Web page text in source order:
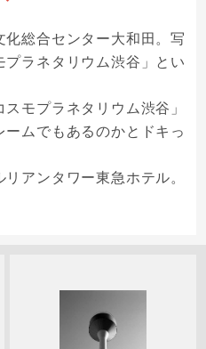
総合センター大和田。写
ラネタリウム渋谷」とい
モプラネタリウム渋谷」
ムでもあるのかとドキっ
アンタワー東急ホテル。